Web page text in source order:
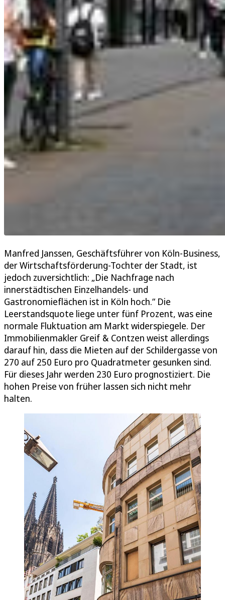
Manfred Janssen, Geschäftsführer von Köln-Business,
der Wirtschaftsförderung-Tochter der Stadt, ist
jedoch zuversichtlich: „Die Nachfrage nach
innerstädtischen Einzelhandels- und
Gastronomieflächen ist in Köln hoch.“ Die
Leerstandsquote liege unter fünf Prozent, was eine
normale Fluktuation am Markt widerspiegele. Der
Immobilienmakler Greif & Contzen weist allerdings
darauf hin, dass die Mieten auf der Schildergasse von
270 auf 250 Euro pro Quadratmeter gesunken sind.
Für dieses Jahr werden 230 Euro prognostiziert. Die
hohen Preise von früher lassen sich nicht mehr
halten.